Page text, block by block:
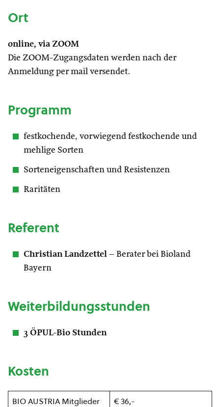
Ort
online, via ZOOM
Die ZOOM-Zugangsdaten werden nach der
Anmeldung per mail versendet.
Programm
festkochende, vorwiegend festkochende und
mehlige Sorten
Sorteneigenschaften und Resistenzen
Raritäten
Referent
Christian Landzettel – Berater bei Bioland
Bayern
Weiterbildungsstunden
3 ÖPUL-Bio Stunden
Kosten
BIO AUSTRIA Mitglieder
€ 36,-